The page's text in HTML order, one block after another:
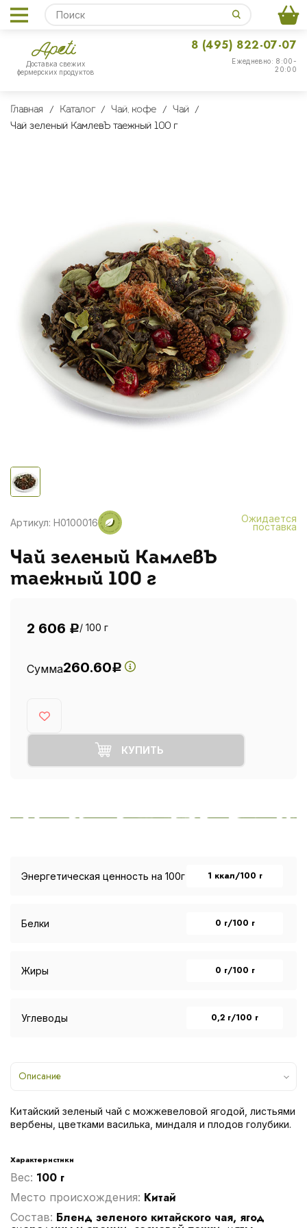
Доставка свежих
фермерских продуктов
Ежедневно: 8:00-
20:00
8 (495) 822-07-07
Главная Каталог Чай, кофе
Чай
Чай зеленый КамлевЪ таежный 100 г
Артикул: H0100016 Ожидается
поставка
Чай зеленый КамлевЪ
таежный 100 г
2 606 Р/ 100 г
Сумма260.60Р
КУПИТЬ
Энергетическая ценность на 100г 1 ккал/100 г
Белки 0 г/100 г
Жиры 0 г/100 г
Углеводы 0,2 г/100 г
Описание
Китайский зеленый чай с можжевеловой ягодой, листьями
вербены, цветками василька, миндаля и плодов голубики.
Характеристики
Вес: 100 г
Место происхождения: Китай
Cостав: Бленд зеленого китайского чая, ягод